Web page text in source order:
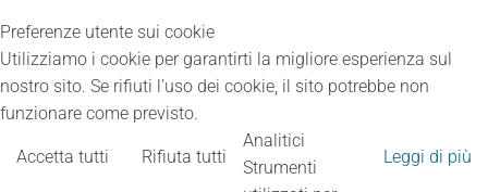
Preferenze utente sui cookie
Utilizziamo i cookie per garantirti la migliore esperienza sul
nostro sito. Se rifiuti l’uso dei cookie, il sito potrebbe non
funzionare come previsto.
Accetta tutti Rifiuta tutti Leggi di più
Analitici
Strumenti